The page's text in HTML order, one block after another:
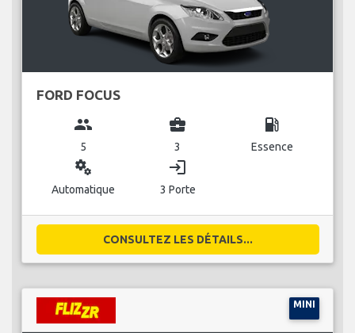
FORD FOCUS
group
5
business_center
3
local_gas_station
Essence
miscellaneous_services
Automatique
login
3 Porte
CONSULTEZ LES DÉTAILS...
MINI